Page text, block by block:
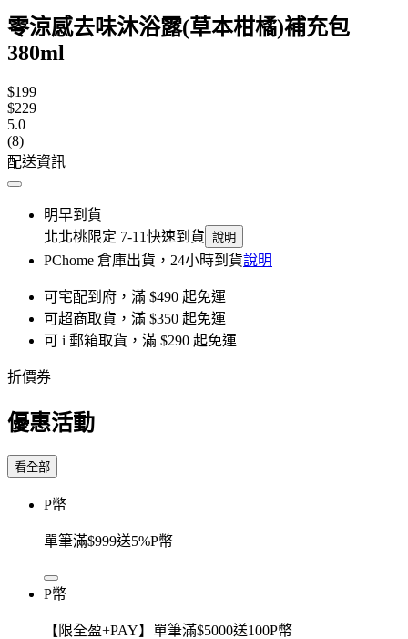
零涼感去味沐浴露(草本柑橘)補充包
380ml
$199
$229
5.0
(8)
配送資訊
明早到貨
北北桃限定 7-11快速到貨 說明
PChome 倉庫出貨，24小時到貨說明
可宅配到府，滿 $490 起免運
可超商取貨，滿 $350 起免運
可 i 郵箱取貨，滿 $290 起免運
折價券
優惠活動
看全部
P幣
單筆滿$999送5%P幣
P幣
【限全盈+PAY】單筆滿$5000送100P幣